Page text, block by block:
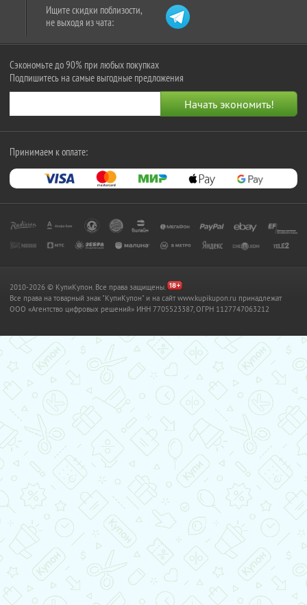
Ищите скидки поблизости,
не выходя из чата:
Сэкономьте до 90% при любых покупках
Подпишитесь на самые выгодные предложения
Принимаем к оплате:
2010-2026 © КупиКупон. Все права защищены.
Все права на товарный знак "КупиКупон" и на сайт www.kupikupon.ru принадлежат
OOO «Агентство цифровых решений» ИНН 7705523387, ОГРН 1127747063212